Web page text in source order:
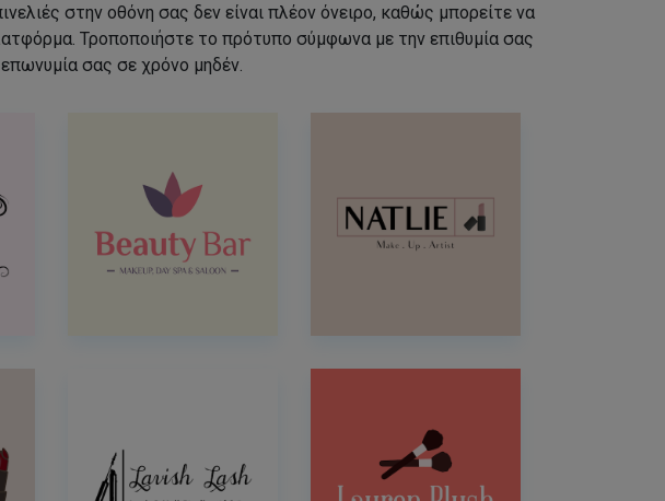
στην οθόνη σας δεν είναι πλέον όνειρο, καθώς μπορείτε να
Τροποποιήστε το πρότυπο σύμφωνα με την επιθυμία σας
σας σε χρόνο μηδέν.